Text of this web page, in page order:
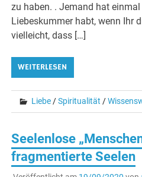
zu haben. . Jemand hat
Liebeskummer habt, wenn Ihr
vielleicht, dass […]
WEITERLESEN
Liebe /Spiritualität /
Seelenlose
fragmentierte Seelen